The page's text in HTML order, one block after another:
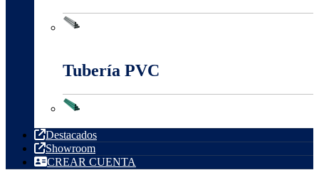
Tubería PVC
Destacados
Showroom
CREAR CUENTA